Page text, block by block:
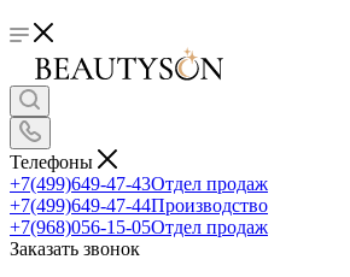
Телефоны
+7(499)649-47-43Отдел продаж
+7(499)649-47-44Производство
+7(968)056-15-05Отдел продаж
Заказать звонок